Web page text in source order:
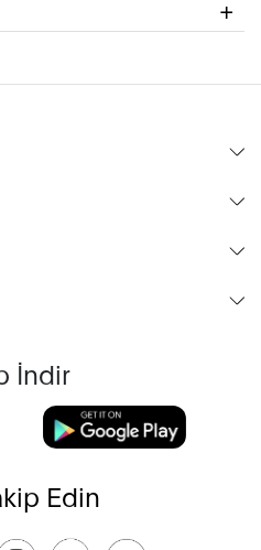
İndir
Edin